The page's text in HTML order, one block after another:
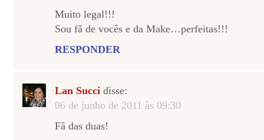
Muito legal!!!
Sou fã de vocês e da Make…perfeitas!!!
RESPONDER
Lan Succi disse:
06 de junho de 2011 às 09:30
Fã das duas!